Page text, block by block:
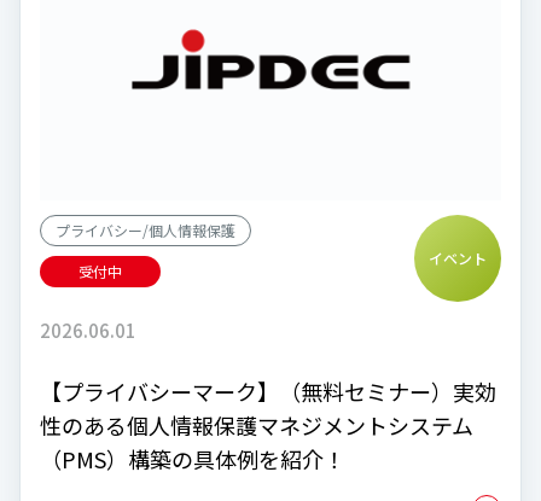
プライバシー/個人情報保護
受付中
イベント
2026.06.01
【プライバシーマーク】（無料セミナー）実効
性のある個人情報保護マネジメントシステム
（PMS）構築の具体例を紹介！